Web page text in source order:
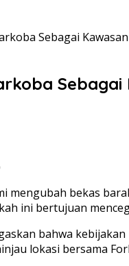
Sebagai
mengubah bekas
ini bertujuan
bahwa
lokasi bersama